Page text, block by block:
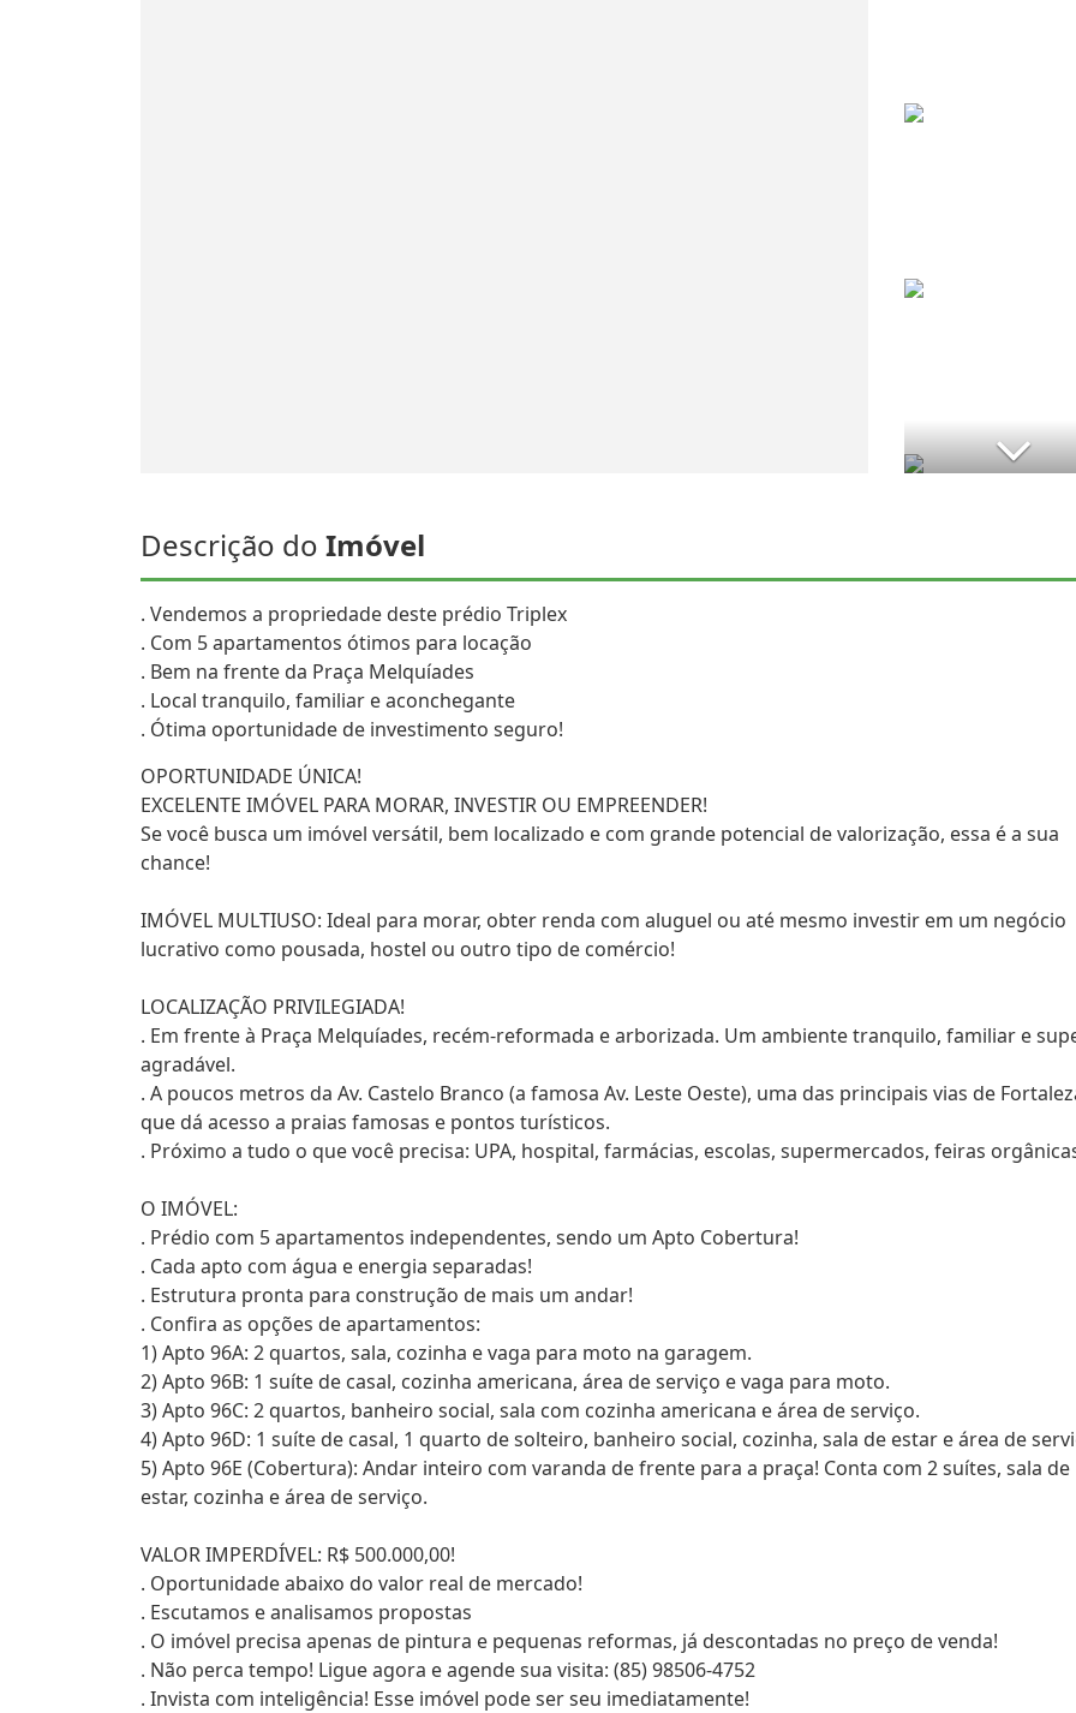
Descrição do Imóvel
. Vendemos a propriedade deste prédio Triplex
. Com 5 apartamentos ótimos para locação
. Bem na frente da Praça Melquíades
. Local tranquilo, familiar e aconchegante
. Ótima oportunidade de investimento seguro!
OPORTUNIDADE ÚNICA!
EXCELENTE IMÓVEL PARA MORAR, INVESTIR OU EMPREENDER!
Se você busca um imóvel versátil, bem localizado e com grande potencial de valorização, essa é a sua
chance!
IMÓVEL MULTIUSO: Ideal para morar, obter renda com aluguel ou até mesmo investir em um negócio
lucrativo como pousada, hostel ou outro tipo de comércio!
LOCALIZAÇÃO PRIVILEGIADA!
. Em frente à Praça Melquíades, recém-reformada e arborizada. Um ambiente tranquilo, familiar e
agradável.
. A poucos metros da Av. Castelo Branco (a famosa Av. Leste Oeste), uma das principais vias de
que dá acesso a praias famosas e pontos turísticos.
. Próximo a tudo o que você precisa: UPA, hospital, farmácias, escolas, supermercados, feiras
O IMÓVEL:
. Prédio com 5 apartamentos independentes, sendo um Apto Cobertura!
. Cada apto com água e energia separadas!
. Estrutura pronta para construção de mais um andar!
. Confira as opções de apartamentos:
1) Apto 96A: 2 quartos, sala, cozinha e vaga para moto na garagem.
2) Apto 96B: 1 suíte de casal, cozinha americana, área de serviço e vaga para moto.
3) Apto 96C: 2 quartos, banheiro social, sala com cozinha americana e área de serviço.
4) Apto 96D: 1 suíte de casal, 1 quarto de solteiro, banheiro social, cozinha, sala de estar e área de
5) Apto 96E (Cobertura): Andar inteiro com varanda de frente para a praça! Conta com 2 suítes, sala de
estar, cozinha e área de serviço.
VALOR IMPERDÍVEL: R$ 500.000,00!
. Oportunidade abaixo do valor real de mercado!
. Escutamos e analisamos propostas
. O imóvel precisa apenas de pintura e pequenas reformas, já descontadas no preço de venda!
. Não perca tempo! Ligue agora e agende sua visita: (85) 98506-4752
. Invista com inteligência! Esse imóvel pode ser seu imediatamente!